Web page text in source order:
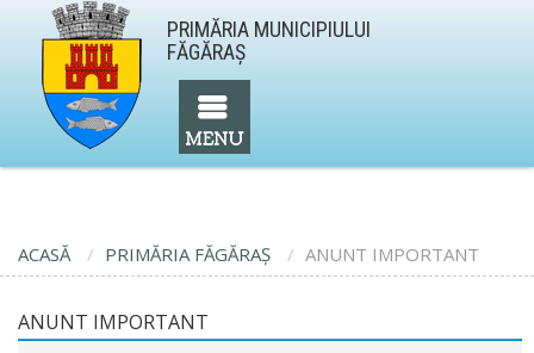
PRIMĂRIA MUNICIPIULUI
FĂGĂRAŞ
ACASĂ PRIMĂRIA FĂGĂRAŞ ANUNT IMPORTANT
ANUNT IMPORTANT